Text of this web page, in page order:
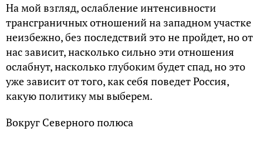
На мой взгляд, ослабление интенсивности
трансграничных отношений на западном участке
неизбежно, без последствий это не пройдет, но от
нас зависит, насколько сильно эти отношения
ослабнут, насколько глубоким будет спад, но это
уже зависит от того, как себя поведет Россия,
какую политику мы выберем.
Вокруг Северного полюса